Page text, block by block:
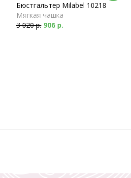
Бюстгальтер Milabel 10218
Мягкая чашка
3 020 р. 906 р.